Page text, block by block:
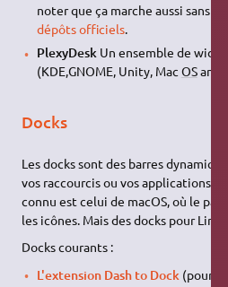
noter que ça marche aussi sans
dépôts officiels.
PlexyDesk Un ensemble de
(KDE,GNOME, Unity, Mac OSand
Docks
Les docks sont des barres
vos raccourcis ou vos applications en
connu est celui de macOS, où le
les icônes. Mais des docks pour
Docks courants :
L'extension Dash to Dock (pour